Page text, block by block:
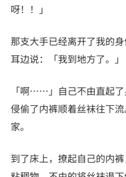
呀！！」
那支大手已经离开了我的
耳边说：「我到地方了。」
「啊……」自己不由直起了
侵偷了内裤顺着丝袜往下
家。
到了床上，撩起自己的内